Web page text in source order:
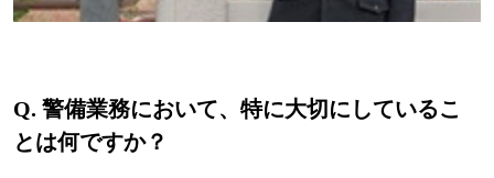
Q. 警備業務において、特に大切にしているこ
とは何ですか？